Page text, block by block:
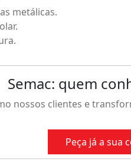
metálicas.
nossos clientes e